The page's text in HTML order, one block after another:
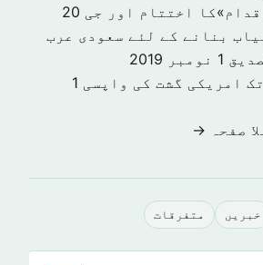
«سرمایہ کاری اقدام»کا اختتام اور جی 20
بنانے کے لئے سعودی عرب
1 نومبر 2019
امریکی گشت کی واپسی 1
صفحہ →
خبريں متفرقات